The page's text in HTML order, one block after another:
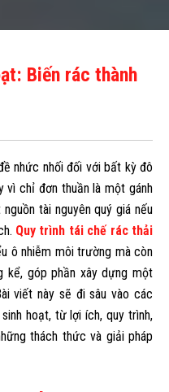
Biến rác thành
nhức nhối đối với bất kỳ đô
vì chỉ đơn thuần là một gánh
tài nguyên quý giá nếu
Quy trình tái chế rác thải
ô nhiễm môi trường mà còn
kể, góp phần xây dựng một
viết này sẽ đi sâu vào các
hoạt, từ lợi ích, quy trình,
thách thức và giải pháp